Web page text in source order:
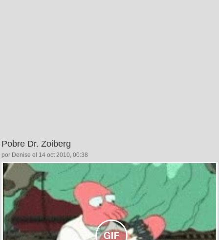
Pobre Dr. Zoiberg
por Denise el 14 oct 2010, 00:38